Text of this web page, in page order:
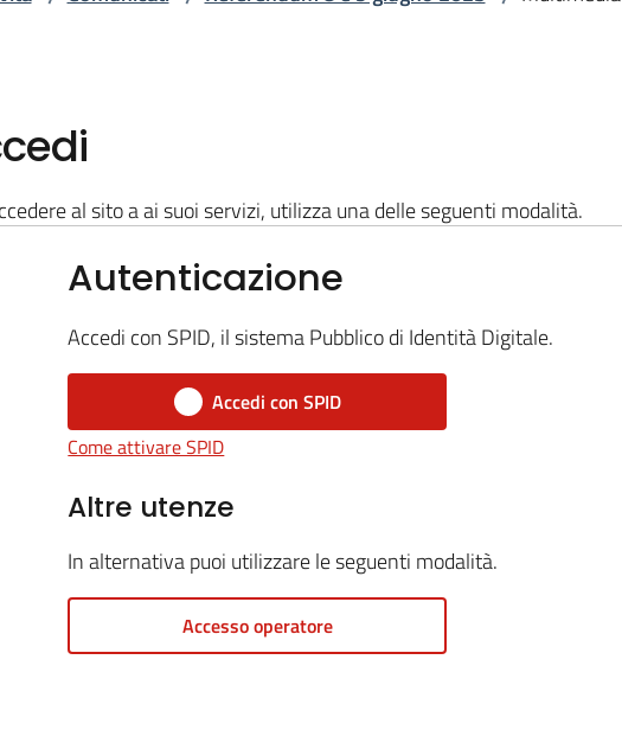
al sito a ai suoi servizi, utilizza una delle seguenti modalità.
Autenticazione
Accedi con SPID, il sistema Pubblico di Identità Digitale.
Accedi con SPID
Come attivare SPID
Altre utenze
In alternativa puoi utilizzare le seguenti modalità.
Accesso operatore